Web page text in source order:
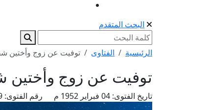
البحث المتقدم
الرئيسية الفتاوى توفيت عن زوج وأختين
توفيت عن زوج وأختين
تاريخ الفتوى: رقم الفتوى: